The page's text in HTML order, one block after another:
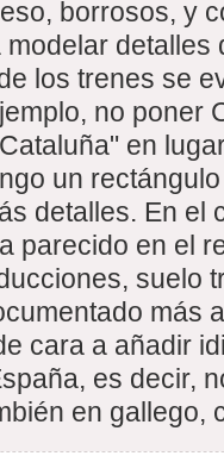
borrosos, y
detalles
los trenes se
no poner
en
un
detalles. En el
parecido en el
suelo
más
cara a añadir
es decir,
en gallego,